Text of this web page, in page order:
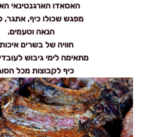
האסאדו הארגנטינאי
מפגש שכולו כיף, אתגר,
הנאה וטעמים.
חוויה של בשרים
מתאימה לימי גיבוש
כיף לקבוצות מכל